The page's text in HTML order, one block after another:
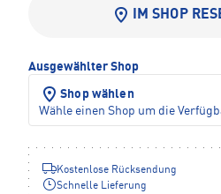
IM SHOP
Ausgewählter Shop
Shop wählen
Wähle einen Shop um die
Kostenlose Rücksendung
Schnelle Lieferung